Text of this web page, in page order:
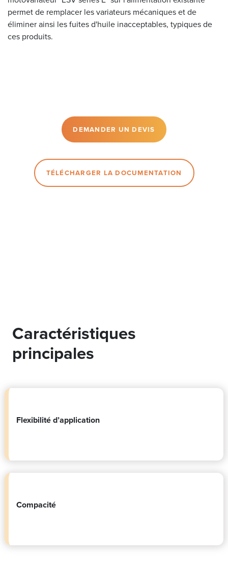
permet de remplacer les variateurs mécaniques et de
éliminer ainsi les fuites d'huile inacceptables, typiques de
ces produits.
DEMANDER UN DEVIS
TÉLÉCHARGER LA DOCUMENTATION
Caractéristiques
principales
Flexibilité d’application
Compacité